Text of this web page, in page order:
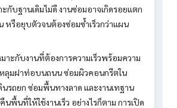
กับฐานเดิมไม่ดี งานซ่อมอาจเกิดรอยแตก
หรือยุบตัวจนต้องซ่อมซ้ำเร็วกว่าแผน
มาะกับงานที่ต้องการความเร็วพร้อมความ
ลุมฝาท่อบนถนน ซ่อมผิวคอนกรีตใน
นรถยก ซ่อมพื้นทางลาด และงานเทฐาน
พื้นที่ให้ใช้งานเร็ว อย่างไรก็ตาม การเปิด